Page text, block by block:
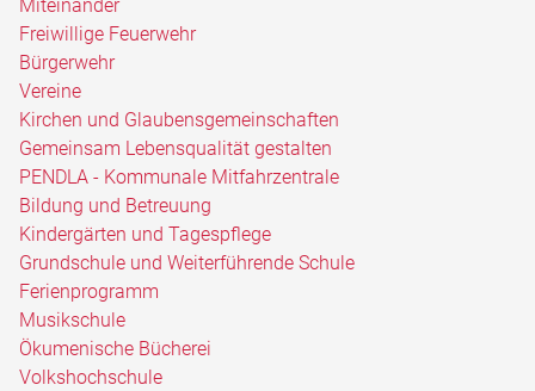
Miteinander
Freiwillige Feuerwehr
Bürgerwehr
Vereine
Kirchen und Glaubensgemeinschaften
Gemeinsam Lebensqualität gestalten
PENDLA - Kommunale Mitfahrzentrale
Bildung und Betreuung
Kindergärten und Tagespflege
Grundschule und Weiterführende Schule
Ferienprogramm
Musikschule
Ökumenische Bücherei
Volkshochschule